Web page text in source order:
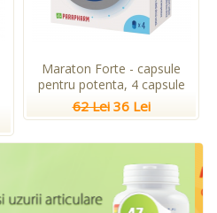
Maraton Forte - capsule
pentru potenta, 4 capsule
62 Lei 36 Lei